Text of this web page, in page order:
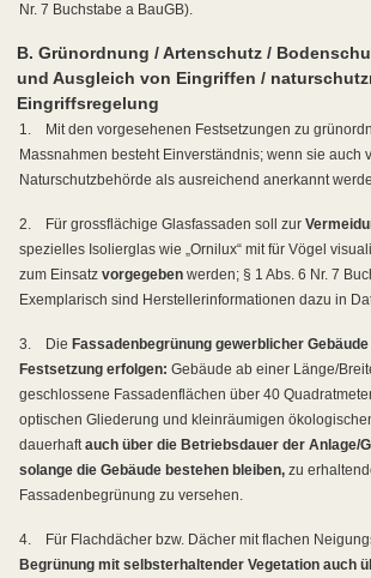
Nr. 7 Buchstabe a BauGB).
B. Grünordnung / Artenschutz /
und Ausgleich von Eingriffen /
Eingriffsregelung
1.
Mit den vorgesehenen Festsetzungen zu
Massnahmen besteht Einverständnis; wenn sie auch
Naturschutzbehörde als ausreichend anerkannt
2. Für grossflächige Glasfassaden soll zur
spezielles Isolierglas wie „Ornilux“ mit für Vögel
zum Einsatz vorgegeben werden; § 1 Abs. 6 Nr. 7
Exemplarisch sind Herstellerinformationen dazu in
3. Die Fassadenbegrünung gewerblicher Gebäude
Festsetzung erfolgen: Gebäude ab einer Länge/
geschlossene Fassadenflächen über 40
optischen Gliederung und kleinräumigen
dauerhaftauch über die Betriebsdauer der Anlage/
solange die Gebäude bestehen bleiben, zu
Fassadenbegrünung zu versehen.
4.
Für Flachdächer bzw. Dächer mit flachen
Begrünung mit selbsterhaltender Vegetation auch